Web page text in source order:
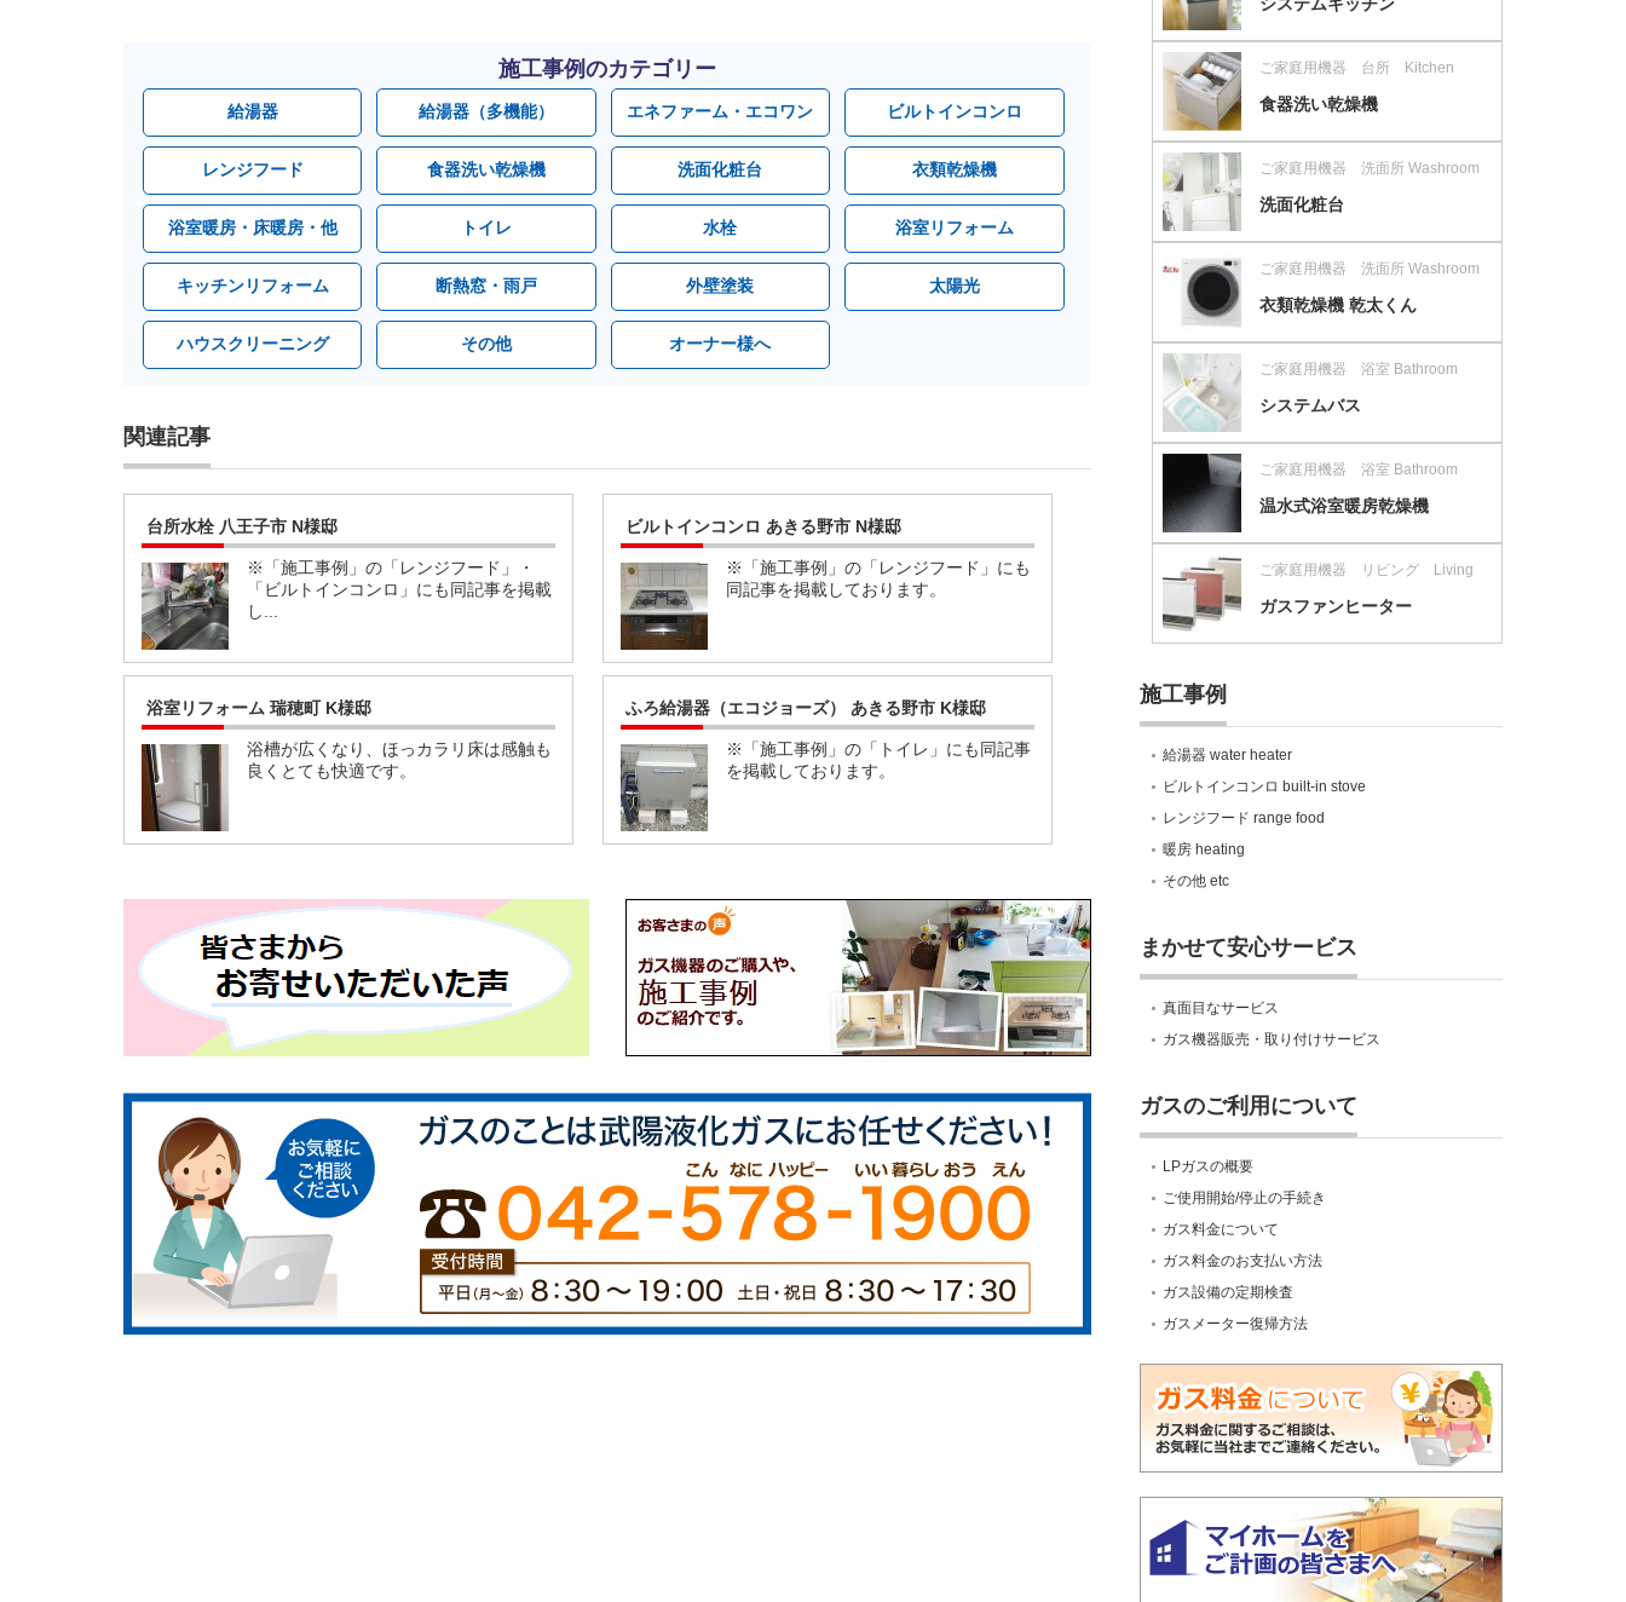
施工事例のカテゴリー
給湯器 給湯器（多機能） エネファーム・エコワン ビルトインコンロ
レンジフード 食器洗い乾燥機 洗面化粧台 衣類乾燥機
浴室暖房・床暖房・他 トイレ 水栓 浴室リフォーム
キッチンリフォーム 断熱窓・雨戸 外壁塗装 太陽光
ハウスクリーニング その他 オーナー様へ
関連記事
台所水栓 八王子市 N様邸
※「施工事例」の「レンジフード」・
「ビルトインコンロ」にも同記事を掲載
し...
ビルトインコンロ あきる野市 N様邸
※「施工事例」の「レンジフード」にも
同記事を掲載しております。
浴室リフォーム 瑞穂町 K様邸
浴槽が広くなり、ほっカラリ床は感触も
良くとても快適です。
ふろ給湯器（エコジョーズ） あきる野市 K様邸
※「施工事例」の「トイレ」にも同記事
を掲載しております。
システムキッチン
ご家庭用機器 台所 Kitchen
食器洗い乾燥機
ご家庭用機器 洗面所 Washroom
洗面化粧台
ご家庭用機器 洗面所 Washroom
衣類乾燥機 乾太くん
ご家庭用機器 浴室 Bathroom
システムバス
ご家庭用機器 浴室 Bathroom
温水式浴室暖房乾燥機
ご家庭用機器 リビング Living
ガスファンヒーター
施工事例
給湯器 water heater
ビルトインコンロ built-in stove
レンジフード range food
暖房 heating
その他 etc
まかせて安心サービス
真面目なサービス
ガス機器販売・取り付けサービス
ガスのご利用について
LPガスの概要
ご使用開始/停止の手続き
ガス料金について
ガス料金のお支払い方法
ガス設備の定期検査
ガスメーター復帰方法